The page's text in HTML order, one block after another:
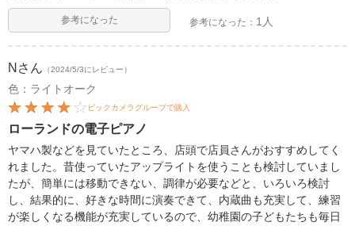
参考になった 参考になった： 1人
N さん （2024/5/3にレビュー）
色：ライトオーク
ビックカメラグループで購入
ローランドの電子ピアノ
ヤマハ製などを見ていたところ、店頭で店員さんがおすすめしてく
れました。昔使っていたアップライトを使うことも検討していまし
たが、簡単には移動できない、調律が必要などと、いろいろ検討
し、結果的に、好きな時間に演奏できて、内蔵曲も充実して、練習
が楽しくなる機能が充実しているので、幼稚園の子どもたちも毎日